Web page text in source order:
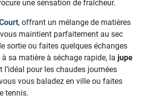
une sensation de fraîcheur.
, offrant un mélange de matières
maintient parfaitement au sec
sortie ou faites quelques échanges
sa matière à séchage rapide, la jupe
l’idéal pour les chaudes journées
vous baladez en ville ou faites
tennis.